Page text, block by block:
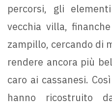
percorsi, gli
vecchia villa,
zampillo, cercando di
rendere ancora più
caro ai cassanesi.
hanno ricostruito